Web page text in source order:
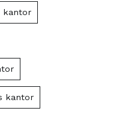
kantor
kantor